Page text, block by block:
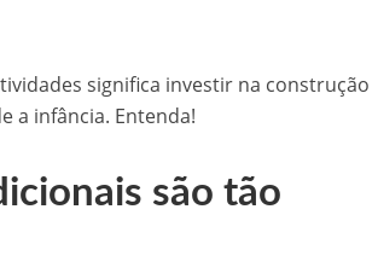
significa investir na construção
a infância. Entenda!
são tão